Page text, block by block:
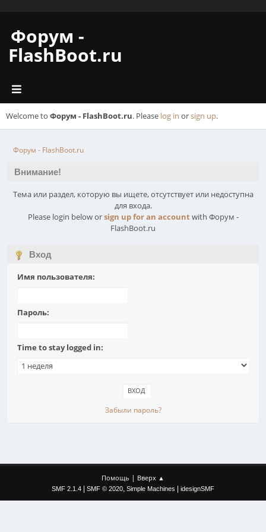
Форум -
FlashBoot.ru
Welcome to Форум - FlashBoot.ru. Please log in orsign up.
Форум - FlashBoot.ru
Внимание!
Тема или раздел, которую вы ищете, отсутствует или недоступна
для входа.
Please login below orsign up for an accountwith Форум -
FlashBoot.ru
Вход
Имя пользователя:
Пароль:
Time to stay logged in:
Забыли пароль?
Помощь | Вверх ▲
SMF 2.1.4 SMF © 2020, Simple Machines idesignSMF